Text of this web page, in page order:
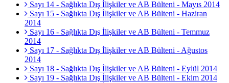
Sayı 14 - Sağlıkta Dış İlişkiler ve AB Bülteni - Mayıs 2014
Sayı 15 - Sağlıkta Dış İlişkiler ve AB Bülteni - Haziran
2014
Sayı 16 - Sağlıkta Dış İlişkiler ve AB Bülteni - Temmuz
2014
Sayı 17 - Sağlıkta Dış İlişkiler ve AB Bülteni - Ağustos
2014
Sayı 18 - Sağlıkta Dış İlişkiler ve AB Bülteni - Eylül 2014
Sayı 19 - Sağlıkta Dış İlişkiler ve AB Bülteni - Ekim 2014